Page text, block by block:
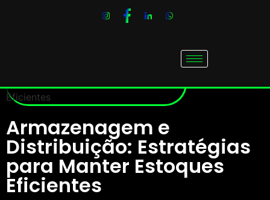
Armazenagem e
Distribuição: Estratégias
para Manter Estoques
Eficientes